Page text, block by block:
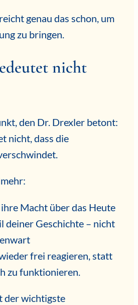
genau das schon, um
zu bringen.
nicht
den Dr. Drexler betont:
nicht, dass die
Macht über das Heute
deiner Geschichte – nicht
frei reagieren, statt
zu funktionieren.
der wichtigste